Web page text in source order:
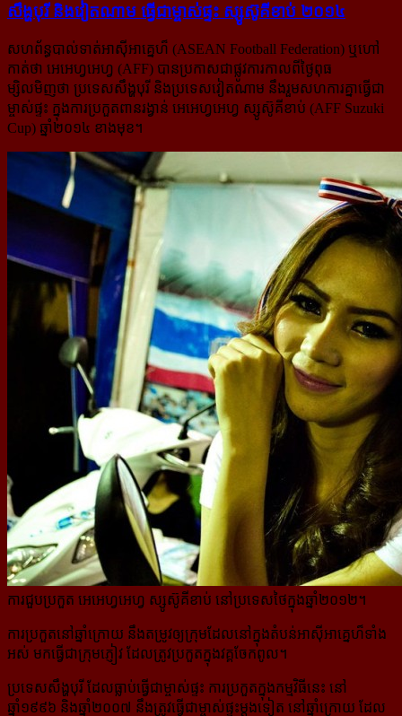
សឹង្ហបុរី និង​វៀតណាម ធ្វើ​ជា​ម្ចាស់​ផ្ទះ ស្សូស៊ូគីខាប់ ២០១៤
សហព័ន្ធបាល់ទាត់អាស៊ីអាគ្នេហ៏ (ASEAN Football Federation) ឬហៅ
កាត់ថា អេអេហ្វអេហ្វ (AFF) បានប្រកាសជាផ្លូវ​ការកាលពីថ្ងៃពុធ
ម្សិលមិញថា ប្រទេសសឹង្ហបុរី និងប្រទេសវៀតណាម នឹងរួមសហការគ្នាធ្វើជា
ម្ចាស់ផ្ទះ ក្នុងការប្រកួត​ពានរង្វាន់ អេអេហ្វអេហ្វ ស្សូស៊ូគីខាប់ (AFF Suzuki
Cup) ឆ្នាំ២០១៤ ខាងមុខ។
ការជួបប្រកួត អេអេហ្វអេហ្វ ស្សូស៊ូគីខាប់ នៅប្រទេសថៃក្នុងឆ្នាំ២០១២។
ការប្រកួតនៅឆ្នាំក្រោយ នឹងតម្រូវឲ្យក្រុមដែលនៅក្នុងតំបន់អាស៊ីអាគ្នេហ៏ទាំង
អស់ មកធ្វើជាក្រុមភ្ញៀវ ដែលត្រូវប្រកួត​ក្នុង​វគ្គចែកពូល។
ប្រទេសសឹង្ហបុរី ដែលធ្លាប់ធ្វើជាម្ចាស់ផ្ទះ ការប្រកួតក្នុងកម្មវិធីនេះ នៅ
ឆ្នាំ១៩៩៦ និងឆ្នាំ២០០៧ នឹងត្រូវធ្វើជាម្ចាស់ផ្ទះ​ម្តង​ទៀត នៅឆ្នាំក្រោយ ដែល